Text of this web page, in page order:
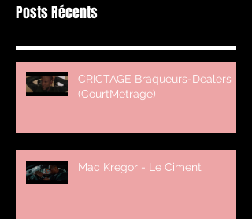
Posts Récents
CRICTAGE Braqueurs-Dealers
(CourtMetrage)
Mac Kregor - Le Ciment